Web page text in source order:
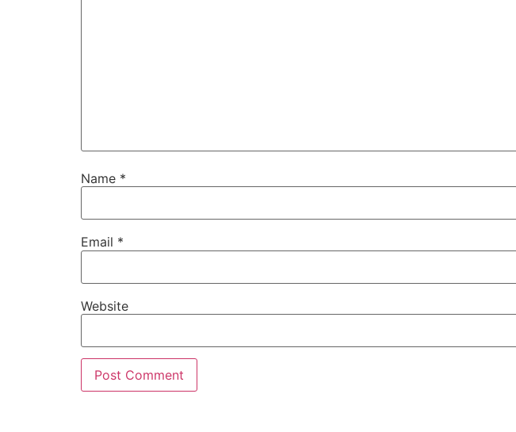
Name *
Email *
Website